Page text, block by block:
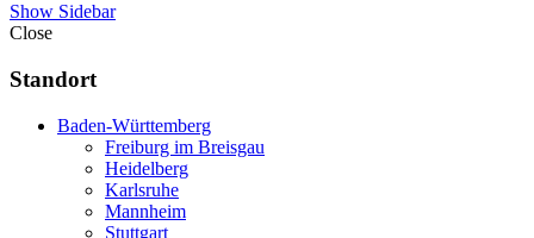
Show Sidebar
Close
Standort
Baden-Württemberg
Freiburg im Breisgau
Heidelberg
Karlsruhe
Mannheim
Stuttgart